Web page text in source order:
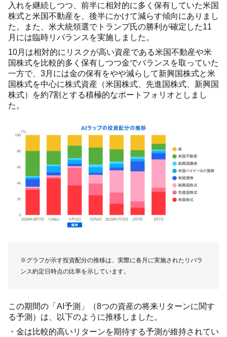
入れを継続しつつ、前半に相対的に多く保有していた米国
株式と米国不動産を、後半にかけて減らす傾向にありまし
た。また、米大統領選でトランプ氏の勝利が確定した11
月には臨時リバランスを実施しました。
10月は相対的にリスクが高い資産である米国不動産や米
国株式を比較的多く保有しつつ金でバランスを取っていた
一方で、3月には金の保有をやや減らして新興国株式と米
国株式を中心に株式資産（米国株式、先進国株式、新興国
株式）を約7割とする積極的なポートフォリオとしまし
た。
※グラフが示す投資配分の推移は、実際に各月に実施されたリバラ
ンス約定日時点の比率を示しています。
この期間の「AI予測」（8つの資産の将来リターンに関す
る予測）は、以下のように推移しました。
・金は比較的高いリターンを期待する予測が維持されてい